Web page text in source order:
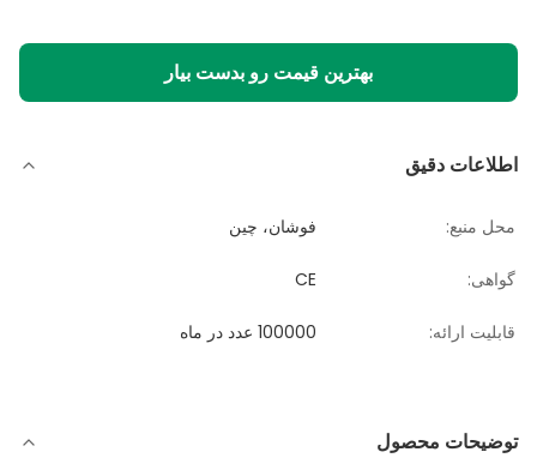
بهترین قیمت رو بدست بیار
اطلاعات دقیق
محل منبع: فوشان، چین
گواهی: CE
قابلیت ارائه: 100000 عدد در ماه
توضیحات محصول